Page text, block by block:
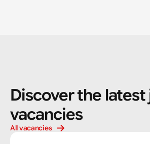
Discover the latest
vacancies
All vacancies